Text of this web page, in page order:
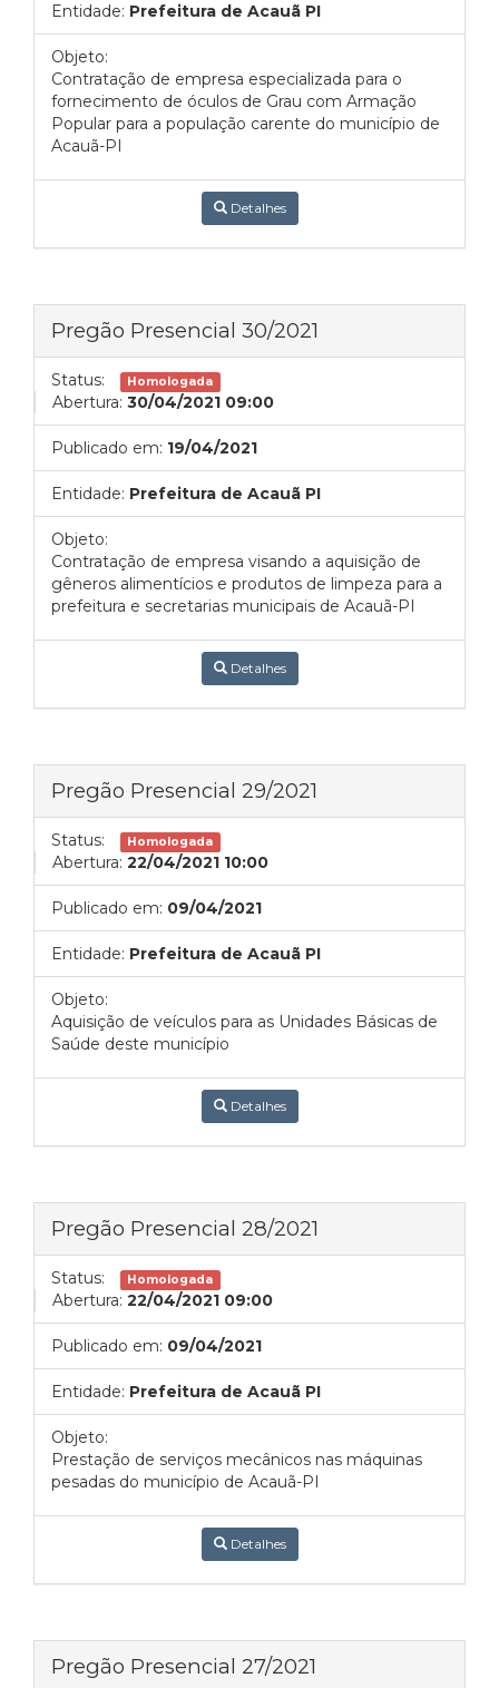
Entidade: Prefeitura de Acauã PI
Objeto:
Contratação de empresa especializada para o
fornecimento de óculos de Grau com Armação
Popular para a população carente do município de
Acauã-PI
Detalhes
Pregão Presencial 30/2021
Status: Homologada
Abertura: 30/04/2021 09:00
Publicado em: 19/04/2021
Entidade: Prefeitura de Acauã PI
Objeto:
Contratação de empresa visando a aquisição de
gêneros alimentícios e produtos de limpeza para a
prefeitura e secretarias municipais de Acauã-PI
Detalhes
Pregão Presencial 29/2021
Status: Homologada
Abertura: 22/04/2021 10:00
Publicado em: 09/04/2021
Entidade: Prefeitura de Acauã PI
Objeto:
Aquisição de veículos para as Unidades Básicas de
Saúde deste município
Detalhes
Pregão Presencial 28/2021
Status: Homologada
Abertura: 22/04/2021 09:00
Publicado em: 09/04/2021
Entidade: Prefeitura de Acauã PI
Objeto:
Prestação de serviços mecânicos nas máquinas
pesadas do município de Acauã-PI
Detalhes
Pregão Presencial 27/2021